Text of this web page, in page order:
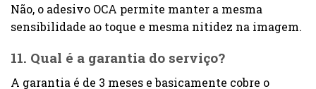
Não, o adesivo OCA permite manter a mesma
sensibilidade ao toque e mesma nitidez na imagem.
11. Qual é a garantia do serviço?
A garantia é de 3 meses e basicamente cobre o